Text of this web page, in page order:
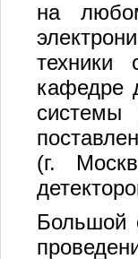
на
техники
кафедре
(г.
Большой